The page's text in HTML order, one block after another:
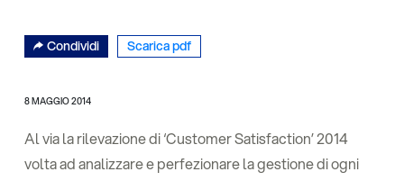
Condividi Scarica pdf
8 MAGGIO 2014
Al via la rilevazione di ‘Customer Satisfaction’ 2014
volta ad analizzare e perfezionare la gestione di ogni